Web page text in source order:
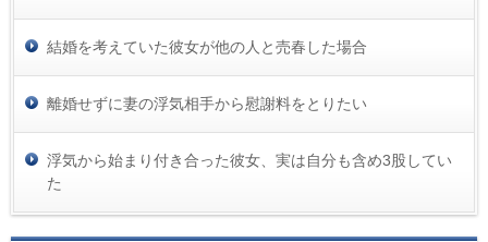
結婚を考えていた彼女が他の人と売春した場合
離婚せずに妻の浮気相手から慰謝料をとりたい
浮気から始まり付き合った彼女、実は自分も含め3股してい
た